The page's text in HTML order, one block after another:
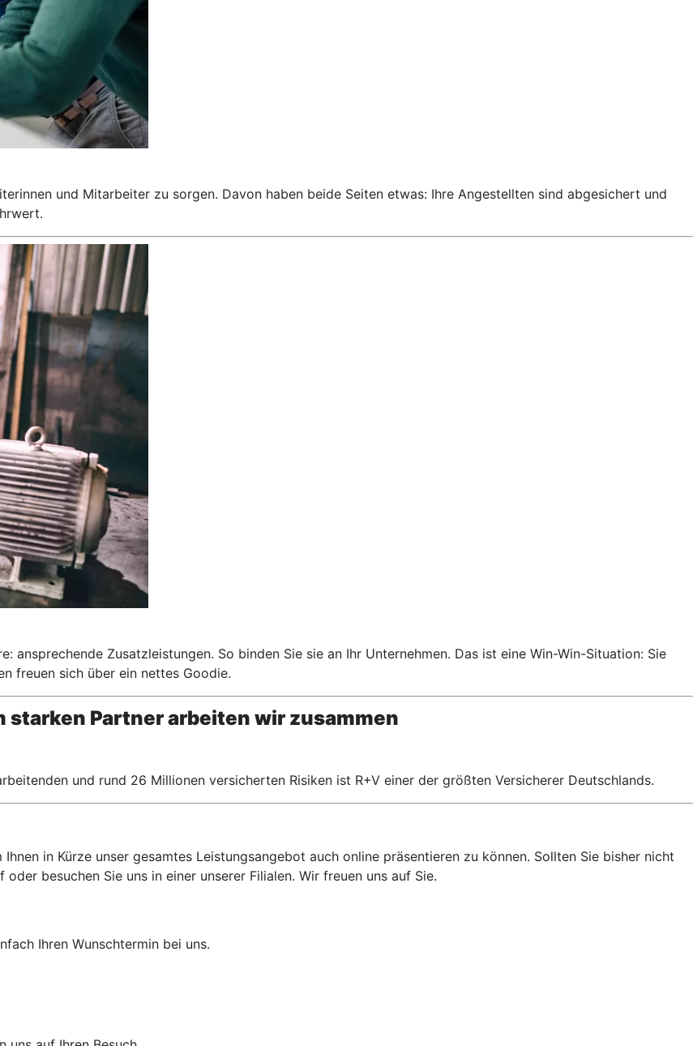
und Mitarbeiter zu sorgen. Davon haben beide Seiten etwas: Ihre Angestellten sind abgesichert und
ansprechende Zusatzleistungen. So binden Sie sie an Ihr Unternehmen. Das ist eine Win-Win-Situation: Sie
freuen sich über ein nettes Goodie.
starken Partner arbeiten wir zusammen
und rund 26 Millionen versicherten Risiken ist R+V einer der größten Versicherer Deutschlands.
in Kürze unser gesamtes Leistungsangebot auch online präsentieren zu können. Sollten Sie bisher nicht
besuchen Sie uns in einer unserer Filialen. Wir freuen uns auf Sie.
Ihren Wunschtermin bei uns.